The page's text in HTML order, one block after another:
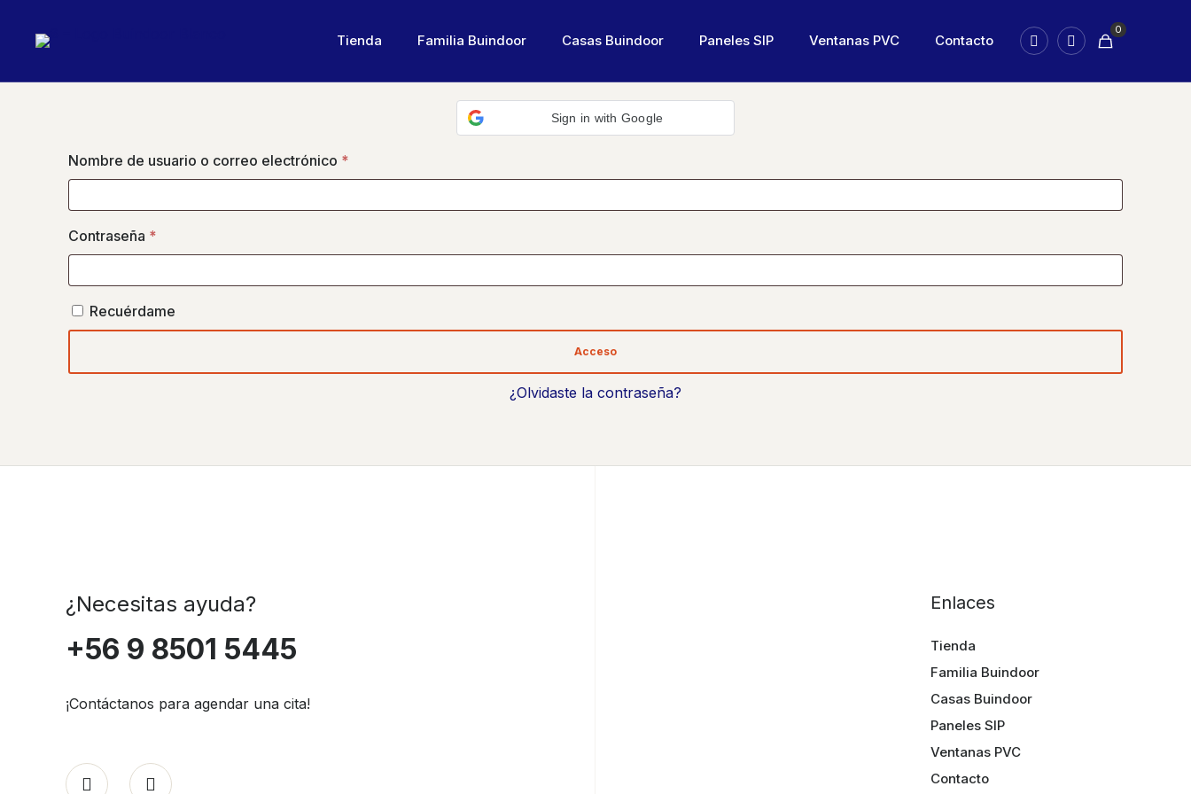
Tienda Familia Buindoor Casas Buindoor Paneles SIP Ventanas PVC Contacto
0
Sign in with Google
Nombre de usuario o correo electrónico *
Contraseña *
Recuérdame
Acceso
¿Olvidaste la contraseña?
¿Necesitas ayuda?
+56 9 8501 5445
¡Contáctanos para agendar una cita!
Enlaces
Tienda
Familia Buindoor
Casas Buindoor
Paneles SIP
Ventanas PVC
Contacto